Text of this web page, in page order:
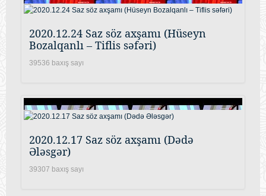
2020.12.24 Saz söz axşamı (Hüseyn
Bozalqanlı – Tiflis səfəri)
39536 baxış sayı
2020.12.17 Saz söz axşamı (Dədə
Ələsgər)
39307 baxış sayı